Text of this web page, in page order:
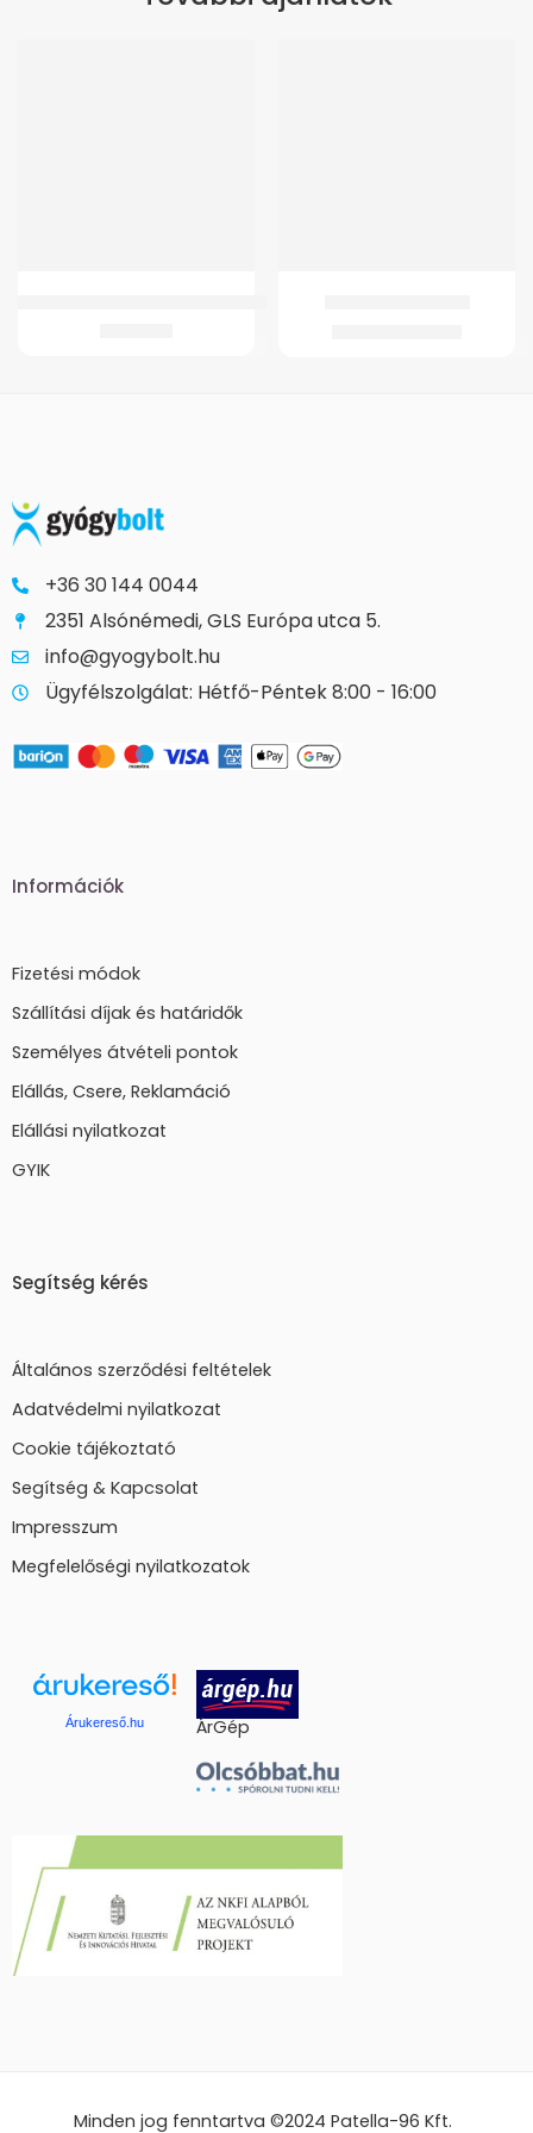
+36 30 144 0044
2351 Alsónémedi, GLS Európa utca 5.
info@gyogybolt.hu
Ügyfélszolgálat: Hétfő-Péntek 8:00 - 16:00
Információk
Fizetési módok
Szállítási díjak és határidők
Személyes átvételi pontok
Elállás, Csere, Reklamáció
Elállási nyilatkozat
GYIK
Segítség kérés
Általános szerződési feltételek
Adatvédelmi nyilatkozat
Cookie tájékoztató
Segítség & Kapcsolat
Impresszum
Megfelelőségi nyilatkozatok
Árukereső.hu ÁrGép
Minden jog fenntartva ©2024Patella-96 Kft.